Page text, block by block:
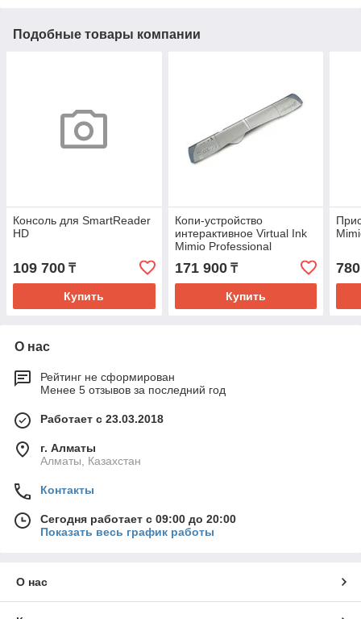
Подобные товары компании
Консоль для SmartReader
HD
109 700 ₸
Купить
Копи-устройство
интерактивное Virtual Ink
Mimio Professional
171 900₸
Купить
О нас
Рейтинг не сформирован
Менее 5 отзывов за последний год
Работает с 23.03.2018
г. Алматы
Алматы, Казахстан
Контакты
Сегодня работает с 09:00 до 20:00
Показать весь график работы
О нас